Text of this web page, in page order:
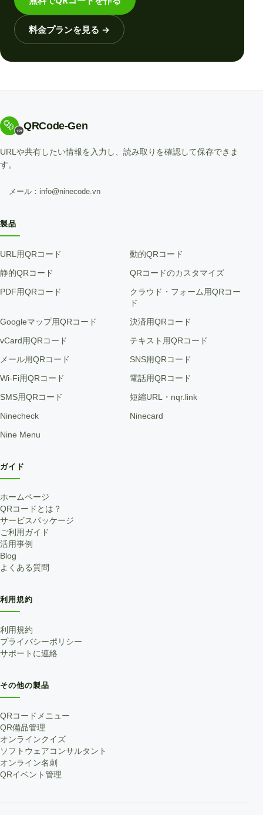
料金プランを見る →
QRCode-Gen
URLや共有したい情報を入力し、読み取りを確認して保存できま
す。
メール：info@ninecode.vn
製品
URL用QRコード 動的QRコード
静的QRコード QRコードのカスタマイズ
PDF用QRコード
クラウド・フォーム用QRコー
ド
Googleマップ用QRコード 決済用QRコード
vCard用QRコード テキスト用QRコード
メール用QRコード SNS用QRコード
Wi-Fi用QRコード 電話用QRコード
SMS用QRコード 短縮URL・nqr.link
Ninecheck Ninecard
Nine Menu
ガイド
ホームページ
QRコードとは？
サービスパッケージ
ご利用ガイド
活用事例
Blog
よくある質問
利用規約
利用規約
プライバシーポリシー
サポートに連絡
その他の製品
QRコードメニュー
QR備品管理
オンラインクイズ
ソフトウェアコンサルタント
オンライン名刺
QRイベント管理